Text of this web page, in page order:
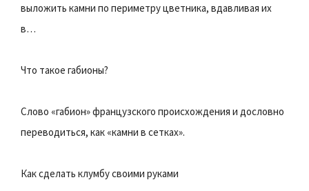
выложить камни по периметру цветника, вдавливая их
в…
Что такое габионы?
Слово «габион» французского происхождения и дословно
переводиться, как «камни в сетках».
Как сделать клумбу своими руками